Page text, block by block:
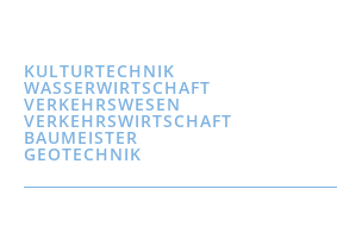
KULTURTECHNIK
WASSERWIRTSCHAFT
VERKEHRSWESEN
VERKEHRSWIRTSCHAFT
BAUMEISTER
GEOTECHNIK